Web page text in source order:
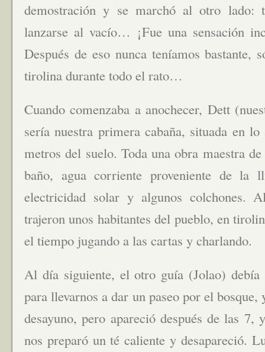
demostración y se marchó al otro lado:
lanzarse al vacío… ¡Fue una sensación
Después de eso nunca teníamos bastante,
tirolina durante todo el rato…
Cuando comenzaba a anochecer, Dett
sería nuestra primera cabaña, situada en
metros del suelo. Toda una obra maestra
baño, agua corriente proveniente de la
electricidad solar y algunos colchones.
trajeron unos habitantes del pueblo, en
el tiempo jugando a las cartas y charlando.
Al día siguiente, el otro guía (Jolao)
para llevarnos a dar un paseo por el
desayuno, pero apareció después de las
nos preparó un té caliente y desapareció.